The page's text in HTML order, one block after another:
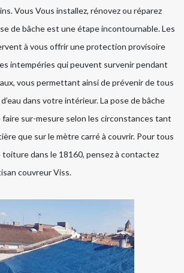
Vous Vous installez, rénovez ou réparez
de bâche est une étape incontournable. Les
à vous offrir une protection provisoire
intempéries qui peuvent survenir pendant
vous permettant ainsi de prévenir de tous
dans votre intérieur. La pose de bâche
sur-mesure selon les circonstances tant
que sur le mètre carré à couvrir. Pour tous
toiture dans le 18160, pensez à contactez
couvreur Viss.